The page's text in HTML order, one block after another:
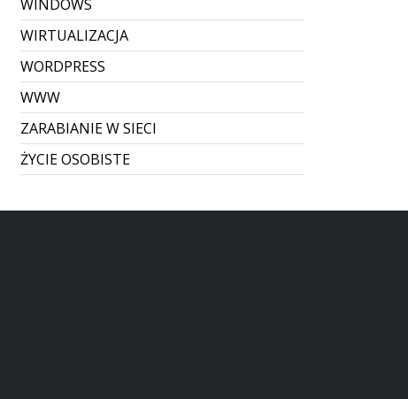
WINDOWS
WIRTUALIZACJA
WORDPRESS
WWW
ZARABIANIE W SIECI
ŻYCIE OSOBISTE